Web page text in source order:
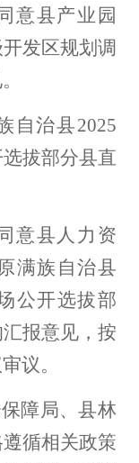
意县产业园
发区规划调
自治县2025
拔部分县直
意县人力资
满族自治县
公开选拔部
报意见，按
议。
障局、县林
循相关政策